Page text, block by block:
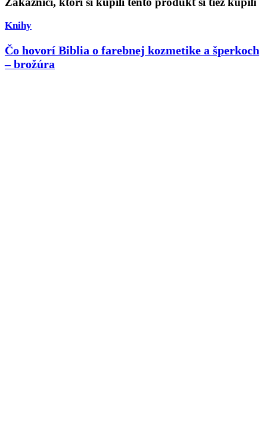
Knihy
Čo hovorí Biblia o farebnej kozmetike a šperkoch
– brožúra